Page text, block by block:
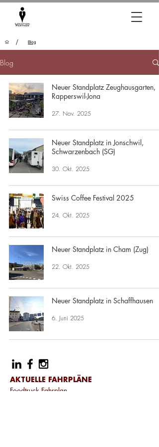
/ Blog
Blog
Neuer Standplatz Zeughausgarten,
Rapperswil-Jona
27. Nov. 2025
Neuer Standplatz in Jonschwil,
Schwarzenbach (SG)
30. Okt. 2025
Swiss Coffee Festival 2025
24. Okt. 2025
Neuer Standplatz in Cham (Zug)
22. Okt. 2025
Neuer Standplatz in Schaffhausen
6. Juni 2025
AKTUELLE FAHRPLÄNE
Foodtruck Fahrplan